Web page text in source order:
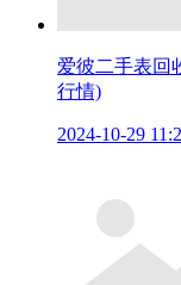
爱彼二手表回
行情)
2024-10-29